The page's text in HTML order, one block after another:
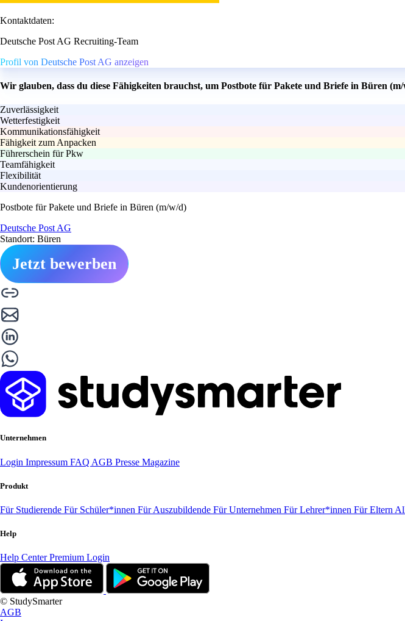
Kontaktdaten:
Deutsche Post AG Recruiting-Team
Profil von Deutsche Post AG anzeigen
Wir glauben, dass du diese Fähigkeiten brauchst, um Postbote für Pakete und Briefe in Büren
Zuverlässigkeit
Wetterfestigkeit
Kommunikationsfähigkeit
Fähigkeit zum Anpacken
Führerschein für Pkw
Teamfähigkeit
Flexibilität
Kundenorientierung
Postbote für Pakete und Briefe in Büren (m/w/d)
Deutsche Post AG
Standort: Büren
Jetzt bewerben
Unternehmen
Login Impressum FAQ AGB Presse Magazine
Produkt
Für Studierende Für Schüler*innen Für Auszubildende Für Unternehmen Für Lehrer*innen Für Eltern
Help
Help CenterPremium Login
© StudySmarter
AGB